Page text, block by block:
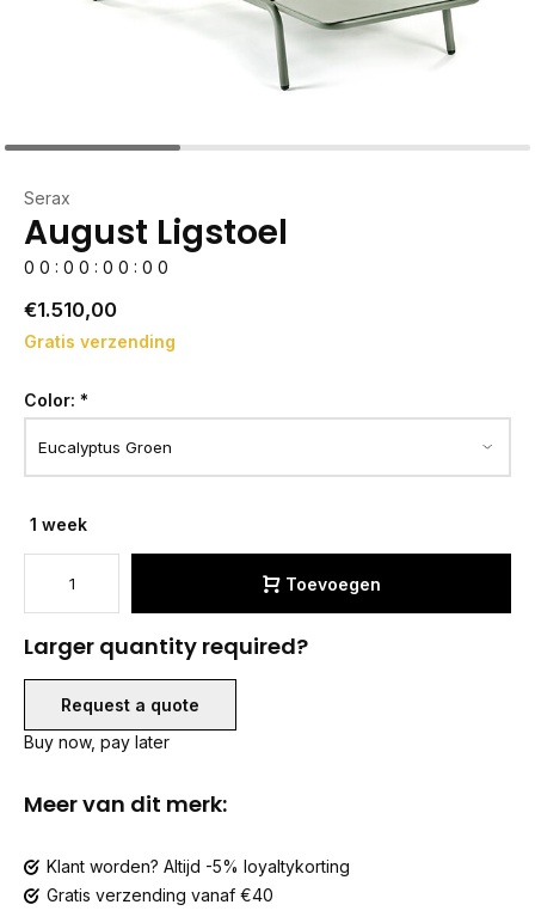
Serax
August Ligstoel
0 0 : 0 0 : 0 0 : 0 0
€1.510,00
Gratis verzending
Color: *
1 week
Toevoegen
Larger quantity required?
Request a quote
Buy now, pay later
Meer van dit merk:
Klant worden? Altijd -5% loyaltykorting
Gratis verzending vanaf €40